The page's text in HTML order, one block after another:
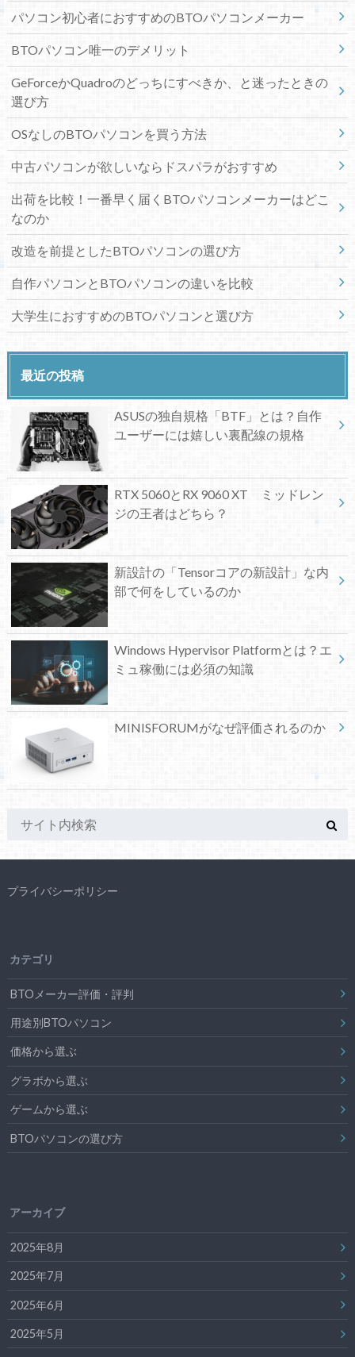
パソコン初心者におすすめのBTOパソコンメーカー
BTOパソコン唯一のデメリット
GeForceかQuadroのどっちにすべきか、と迷ったときの
選び方
OSなしのBTOパソコンを買う方法
中古パソコンが欲しいならドスパラがおすすめ
出荷を比較！一番早く届くBTOパソコンメーカーはどこ
なのか
改造を前提としたBTOパソコンの選び方
自作パソコンとBTOパソコンの違いを比較
大学生におすすめのBTOパソコンと選び方
最近の投稿
ASUSの独自規格「BTF」とは？自作
ユーザーには嬉しい裏配線の規格
RTX 5060とRX 9060 XT ミッドレン
ジの王者はどちら？
新設計の「Tensorコアの新設計」な内
部で何をしているのか
Windows Hypervisor Platformとは？エ
ミュ稼働には必須の知識
MINISFORUMがなぜ評価されるのか
プライバシーポリシー
カテゴリ
BTOメーカー評価・評判
用途別BTOパソコン
価格から選ぶ
グラボから選ぶ
ゲームから選ぶ
BTOパソコンの選び方
アーカイブ
2025年8月
2025年7月
2025年6月
2025年5月